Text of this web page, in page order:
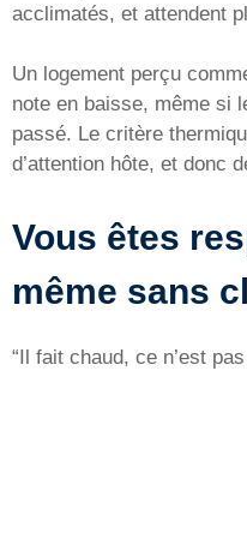
acclimatés, et attendent
Un logement perçu
note en baisse, même si
passé. Le critère
d’attention hôte, et donc
Vous êtes
même sans
“Il fait chaud, ce n’est